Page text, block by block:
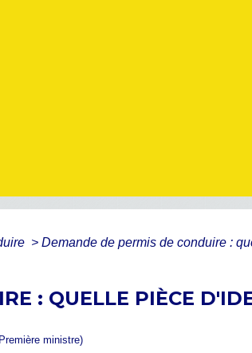
> Demande de permis de conduire :
: QUELLE PIÈCE
ministre)